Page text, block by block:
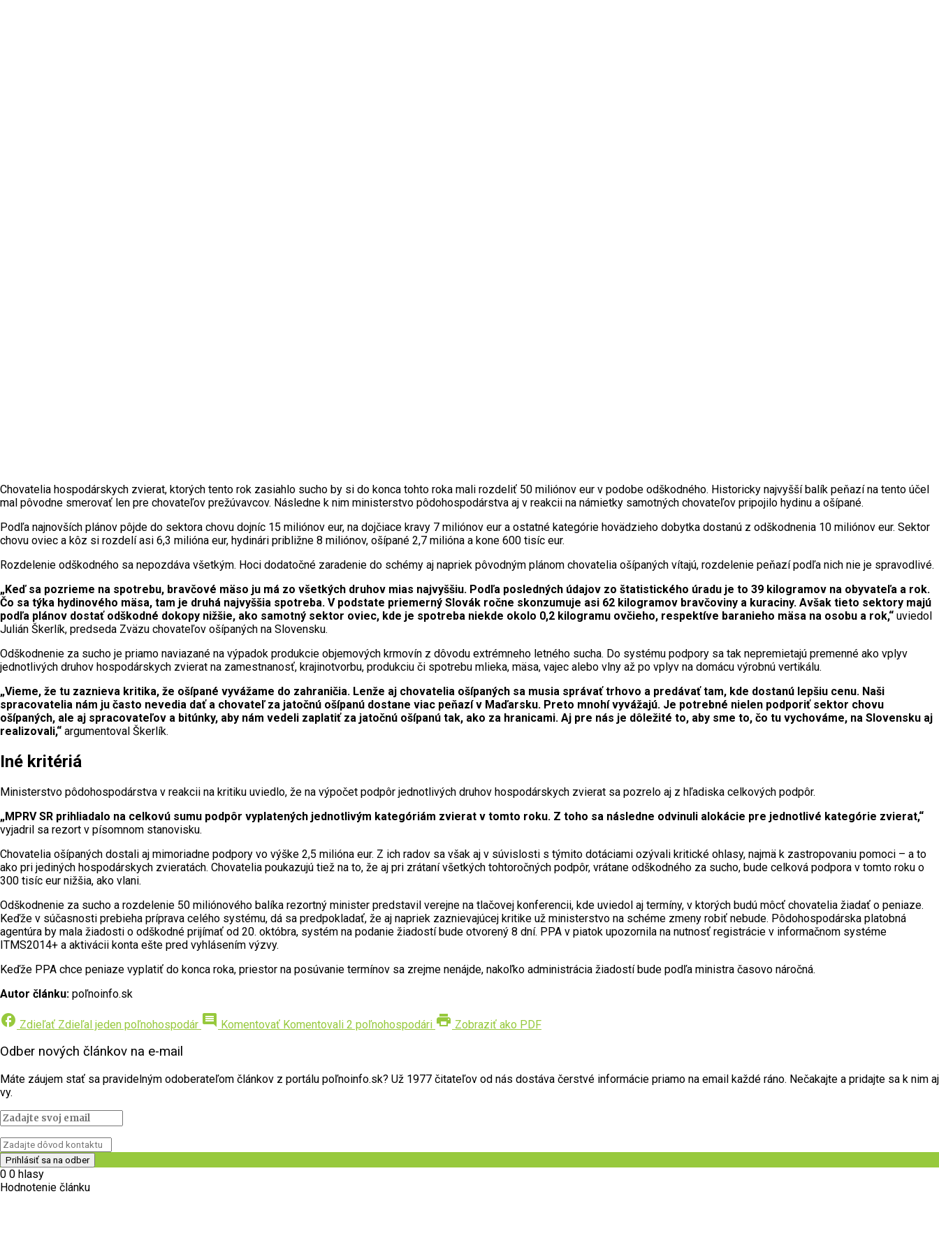
Chovatelia hospodárskych zvierat, ktorých tento rok zasiahlo sucho by si do konca tohto roka mali rozdeliť 50 miliónov eur v podobe odškodného. Historicky najvyšší balík peňazí na tento účel
mal pôvodne smerovať len pre chovateľov prežúvavcov. Následne k nim ministerstvo pôdohospodárstva aj v reakcii na námietky samotných chovateľov pripojilo hydinu a ošípané.
Podľa najnovších plánov pôjde do sektora chovu dojníc 15 miliónov eur, na dojčiace kravy 7 miliónov eur a ostatné kategórie hovädzieho dobytka dostanú z odškodnenia 10 miliónov eur. Sektor
chovu oviec a kôz si rozdelí asi 6,3 milióna eur, hydinári približne 8 miliónov, ošípané 2,7 milióna a kone 600 tisíc eur.
Rozdelenie odškodného sa nepozdáva všetkým. Hoci dodatočné zaradenie do schémy aj napriek pôvodným plánom chovatelia ošípaných vítajú, rozdelenie peňazí podľa nich nie je spravodlivé.
„Keď sa pozrieme na spotrebu, bravčové mäso ju má zo všetkých druhov mias najvyššiu. Podľa posledných údajov zo štatistického úradu je to 39 kilogramov na obyvateľa a rok.
Čo sa týka hydinového mäsa, tam je druhá najvyššia spotreba. V podstate priemerný Slovák ročne skonzumuje asi 62 kilogramov bravčoviny a kuraciny. Avšak tieto sektory majú
podľa plánov dostať odškodné dokopy nižšie, ako samotný sektor oviec, kde je spotreba niekde okolo 0,2 kilogramu ovčieho, respektíve baranieho mäsa na osobu a rok,“ uviedol
Julián Škerlík, predseda Zväzu chovateľov ošípaných na Slovensku.
Odškodnenie za sucho je priamo naviazané na výpadok produkcie objemových krmovín z dôvodu extrémneho letného sucha. Do systému podpory sa tak nepremietajú premenné ako vplyv
jednotlivých druhov hospodárskych zvierat na zamestnanosť, krajinotvorbu, produkciu či spotrebu mlieka, mäsa, vajec alebo vlny až po vplyv na domácu výrobnú vertikálu.
„Vieme, že tu zaznieva kritika, že ošípané vyvážame do zahraničia. Lenže aj chovatelia ošípaných sa musia správať trhovo a predávať tam, kde dostanú lepšiu cenu. Naši
spracovatelia nám ju často nevedia dať a chovateľ za jatočnú ošípanú dostane viac peňazí v Maďarsku. Preto mnohí vyvážajú. Je potrebné nielen podporiť sektor chovu
ošípaných, ale aj spracovateľov a bitúnky, aby nám vedeli zaplatiť za jatočnú ošípanú tak, ako za hranicami. Aj pre nás je dôležité to, aby sme to, čo tu vychováme, na Slovensku aj
realizovali,“ argumentoval Škerlík.
Iné kritériá
Ministerstvo pôdohospodárstva v reakcii na kritiku uviedlo, že na výpočet podpôr jednotlivých druhov hospodárskych zvierat sa pozrelo aj z hľadiska celkových podpôr.
„MPRV SR prihliadalo na celkovú sumu podpôr vyplatených jednotlivým kategóriám zvierat v tomto roku. Z toho sa následne odvinuli alokácie pre jednotlivé kategórie zvierat,“
vyjadril sa rezort v písomnom stanovisku.
Chovatelia ošípaných dostali aj mimoriadne podpory vo výške 2,5 milióna eur. Z ich radov sa však aj v súvislosti s týmito dotáciami ozývali kritické ohlasy, najmä k zastropovaniu pomoci – a to
ako pri jediných hospodárskych zvieratách. Chovatelia poukazujú tiež na to, že aj pri zrátaní všetkých tohtoročných podpôr, vrátane odškodného za sucho, bude celková podpora v tomto roku o
300 tisíc eur nižšia, ako vlani.
Odškodnenie za sucho a rozdelenie 50 miliónového balíka rezortný minister predstavil verejne na tlačovej konferencii, kde uviedol aj termíny, v ktorých budú môcť chovatelia žiadať o peniaze.
Keďže v súčasnosti prebieha príprava celého systému, dá sa predpokladať, že aj napriek zaznievajúcej kritike už ministerstvo na schéme zmeny robiť nebude. Pôdohospodárska platobná
agentúra by mala žiadosti o odškodné prijímať od 20. októbra, systém na podanie žiadostí bude otvorený 8 dní. PPA v piatok upozornila na nutnosť registrácie v informačnom systéme
ITMS2014+ a aktivácii konta ešte pred vyhlásením výzvy.
Keďže PPA chce peniaze vyplatiť do konca roka, priestor na posúvanie termínov sa zrejme nenájde, nakoľko administrácia žiadostí bude podľa ministra časovo náročná.
Autor článku: poľnoinfo.sk
facebook Zdieľať Zdieľal jeden poľnohospodár comment Komentovať Komentovali 2 poľnohospodári print Zobraziť ako PDF
Odber nových článkov na e-mail
Máte záujem stať sa pravidelným odoberateľom článkov z portálu poľnoinfo.sk? Už 1977 čitateľov od nás dostáva čerstvé informácie priamo na email každé ráno. Nečakajte a pridajte sa k nim aj
vy.
0 0 hlasy
Hodnotenie článku